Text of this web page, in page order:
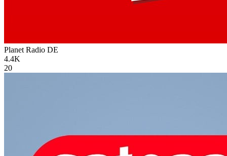
Planet Radio DE
4.4K
20